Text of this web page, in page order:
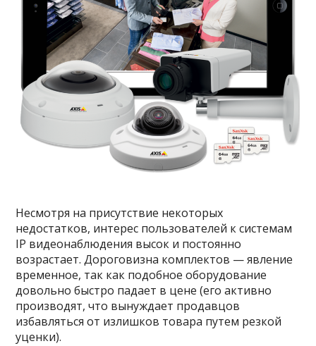
Несмотря на присутствие некоторых
недостатков, интерес пользователей к системам
IP видеонаблюдения высок и постоянно
возрастает. Дороговизна комплектов — явление
временное, так как подобное оборудование
довольно быстро падает в цене (его активно
производят, что вынуждает продавцов
избавляться от излишков товара путем резкой
уценки).